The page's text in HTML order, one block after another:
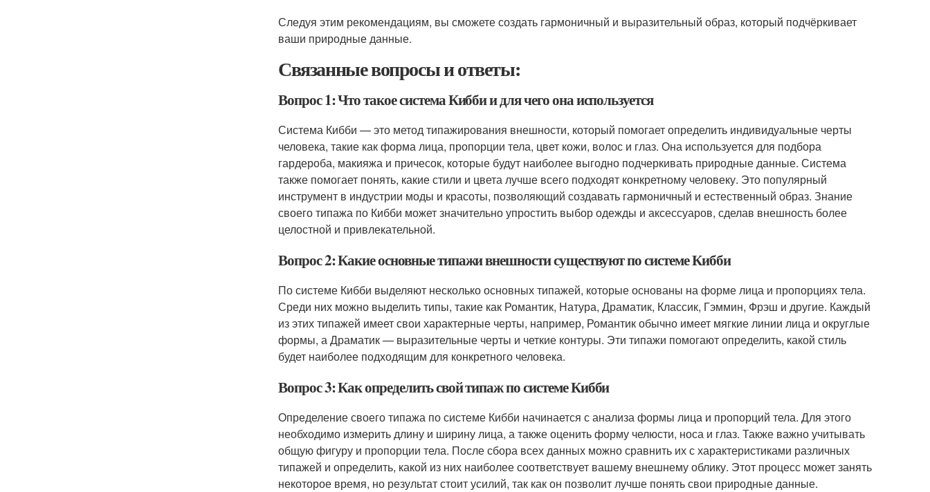
Следуя этим рекомендациям, вы сможете создать гармоничный и выразительный образ, который подчёркивает
ваши природные данные.
Связанные вопросы и ответы:
Вопрос 1: Что такое система Кибби и для чего она используется
Система Кибби — это метод типажирования внешности, который помогает определить индивидуальные черты
человека, такие как форма лица, пропорции тела, цвет кожи, волос и глаз. Она используется для подбора
гардероба, макияжа и причесок, которые будут наиболее выгодно подчеркивать природные данные. Система
также помогает понять, какие стили и цвета лучше всего подходят конкретному человеку. Это популярный
инструмент в индустрии моды и красоты, позволяющий создавать гармоничный и естественный образ. Знание
своего типажа по Кибби может значительно упростить выбор одежды и аксессуаров, сделав внешность более
целостной и привлекательной.
Вопрос 2: Какие основные типажи внешности существуют по системе Кибби
По системе Кибби выделяют несколько основных типажей, которые основаны на форме лица и пропорциях тела.
Среди них можно выделить типы, такие как Романтик, Натура, Драматик, Классик, Гэммин, Фрэш и другие. Каждый
из этих типажей имеет свои характерные черты, например, Романтик обычно имеет мягкие линии лица и округлые
формы, а Драматик — выразительные черты и четкие контуры. Эти типажи помогают определить, какой стиль
будет наиболее подходящим для конкретного человека.
Вопрос 3: Как определить свой типаж по системе Кибби
Определение своего типажа по системе Кибби начинается с анализа формы лица и пропорций тела. Для этого
необходимо измерить длину и ширину лица, а также оценить форму челюсти, носа и глаз. Также важно учитывать
общую фигуру и пропорции тела. После сбора всех данных можно сравнить их с характеристиками различных
типажей и определить, какой из них наиболее соответствует вашему внешнему облику. Этот процесс может занять
некоторое время, но результат стоит усилий, так как он позволит лучше понять свои природные данные.